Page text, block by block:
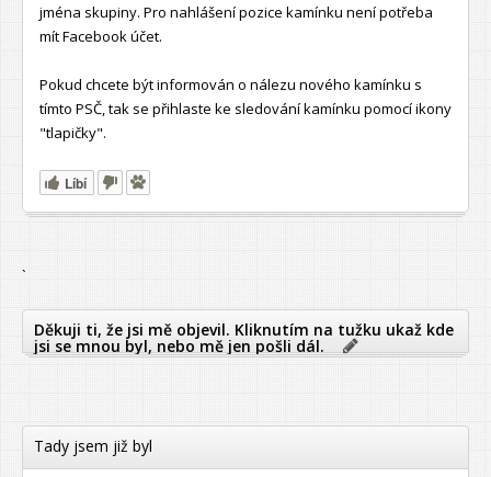
jména skupiny. Pro nahlášení pozice kamínku není potřeba
mít Facebook účet.
Pokud chcete být informován o nálezu nového kamínku s
tímto PSČ, tak se přihlaste ke sledování kamínku pomocí ikony
"tlapičky".
Líbí
`
Děkuji ti, že jsi mě objevil. Kliknutím na tužku ukaž kde
jsi se mnou byl, nebo mě jen pošli dál.
Tady jsem již byl